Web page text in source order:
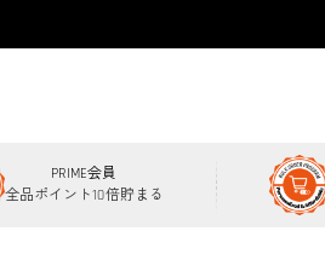
PRIME会員
全品ポイント10倍貯まる